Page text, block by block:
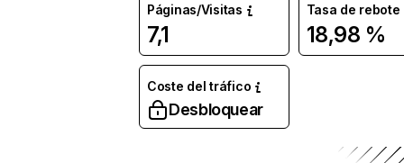
Páginas/Visitas
7,1
Tasa de rebote
18,98 %
Coste del tráfico
Desbloquear